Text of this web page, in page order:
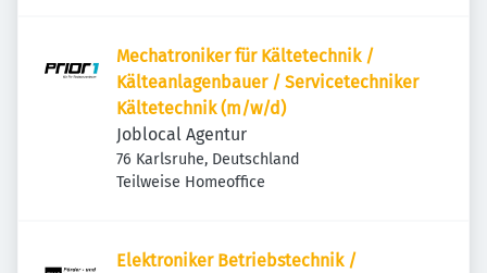
Mechatroniker für Kältetechnik /
Kälteanlagenbauer / Servicetechniker
Kältetechnik (m/w/d)
Joblocal Agentur
76 Karlsruhe, Deutschland
Teilweise Homeoffice
Elektroniker Betriebstechnik /